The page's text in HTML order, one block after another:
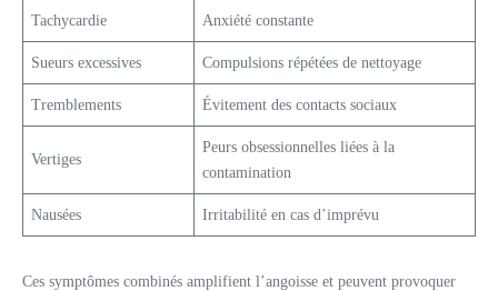
Tachycardie Anxiété constante
Sueurs excessives Compulsions répétées de nettoyage
Tremblements Évitement des contacts sociaux
Vertiges
Peurs obsessionnelles liées à la
contamination
Nausées Irritabilité en cas d’imprévu
Ces symptômes combinés amplifient l’angoisse et peuvent provoquer